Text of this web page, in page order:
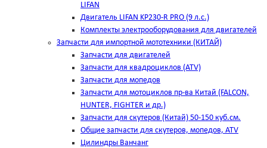
LIFAN
Двигатель LIFAN KP230-R PRO (9 л.с.)
Комплекты электрооборудования для двигателей
Запчасти для импортной мототехники (КИТАЙ)
Запчасти для двигателей
Запчасти для квадроциклов (ATV)
Запчасти для мопедов
Запчасти для мотоциклов пр-ва Китай (FALCON,
HUNTER, FIGHTER и др.)
Запчасти для скутеров (Китай) 50-150 куб.см.
Общие запчасти для скутеров, мопедов, ATV
Цилиндры Ванчанг